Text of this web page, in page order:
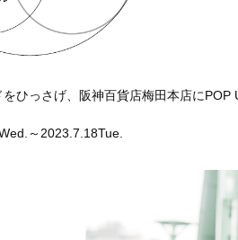
ひっさげ、阪神百貨店梅田本店にPOP
～2023.7.18Tue.